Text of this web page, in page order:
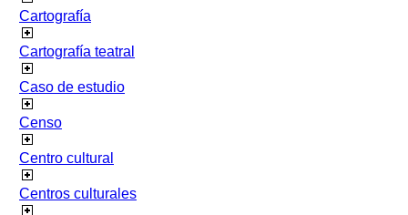
Cartografía
Cartografía teatral
Caso de estudio
Censo
Centro cultural
Centros culturales